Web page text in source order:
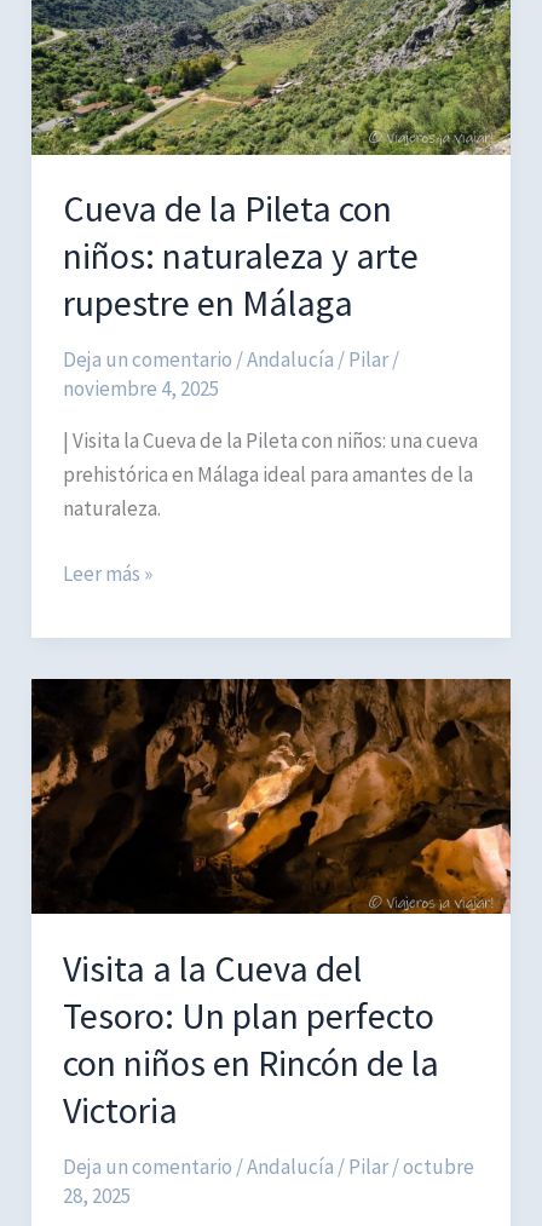
visitar
con
niños
Cueva de la Pileta con
niños: naturaleza y arte
rupestre en Málaga
Deja un comentario /Andalucía /Pilar/
noviembre 4, 2025
| Visita la Cueva de la Pileta con niños: una cueva
prehistórica en Málaga ideal para amantes de la
naturaleza.
Cueva
la
Pileta
niños:
naturaleza
arte
rupestre
en
Leer más »
Visita a la Cueva del
Tesoro: Un plan perfecto
con niños en Rincón de la
Victoria
Deja un comentario /Andalucía /Pilar/octubre
28, 2025